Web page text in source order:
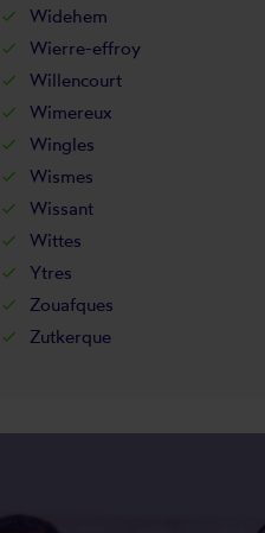
Widehem
Wierre-effroy
Willencourt
Wimereux
Wingles
Wismes
Wissant
Wittes
Ytres
Zouafques
Zutkerque